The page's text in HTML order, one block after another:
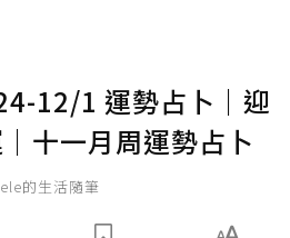
12/1 運勢占卜｜迎
十一月周運勢占卜
的生活隨筆